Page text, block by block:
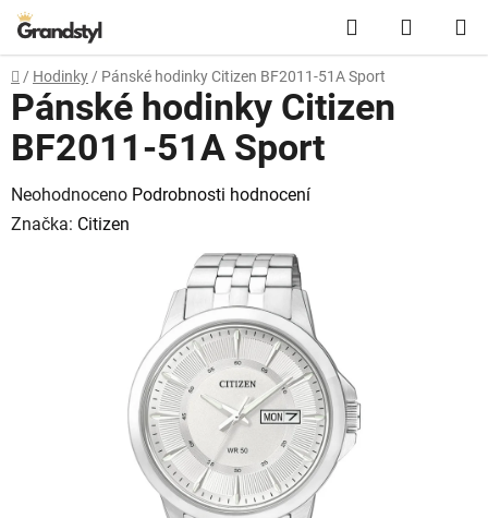
Přejít na obsah Hledat
Domů
/ Hodinky / Pánské hodinky Citizen BF2011-51A Sport
Pánské hodinky Citizen
BF2011-51A Sport
Průměrné hodnocení produktu je 0,0 z 5 hvězdiček.
Neohodnoceno Podrobnosti hodnocení
Značka: Citizen